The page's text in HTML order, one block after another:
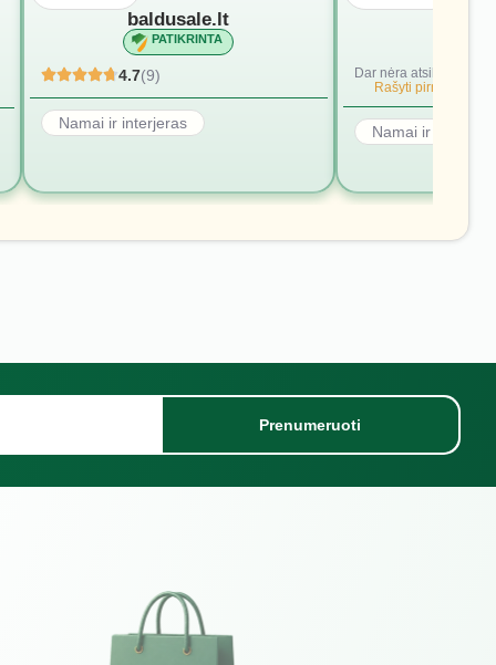
baldusale.lt
PATIKRINTA
4.7(9)
Namai ir interjeras
Dar nėra atsiliepimų.
Rašyti pirmąjį.
Namai ir
Prenumeruoti